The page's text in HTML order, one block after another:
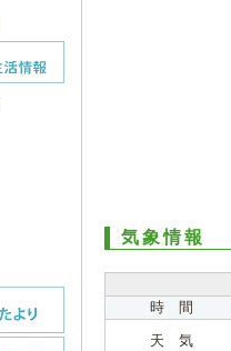
気象情報
時 間
天 気